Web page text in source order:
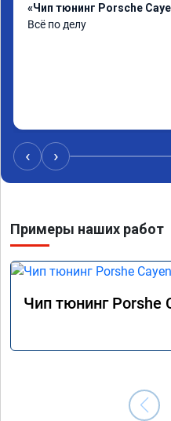
«Чип тюнинг Porsche
Всё по делу
‹ ›
Примеры наших работ
Чип тюнинг Porshe